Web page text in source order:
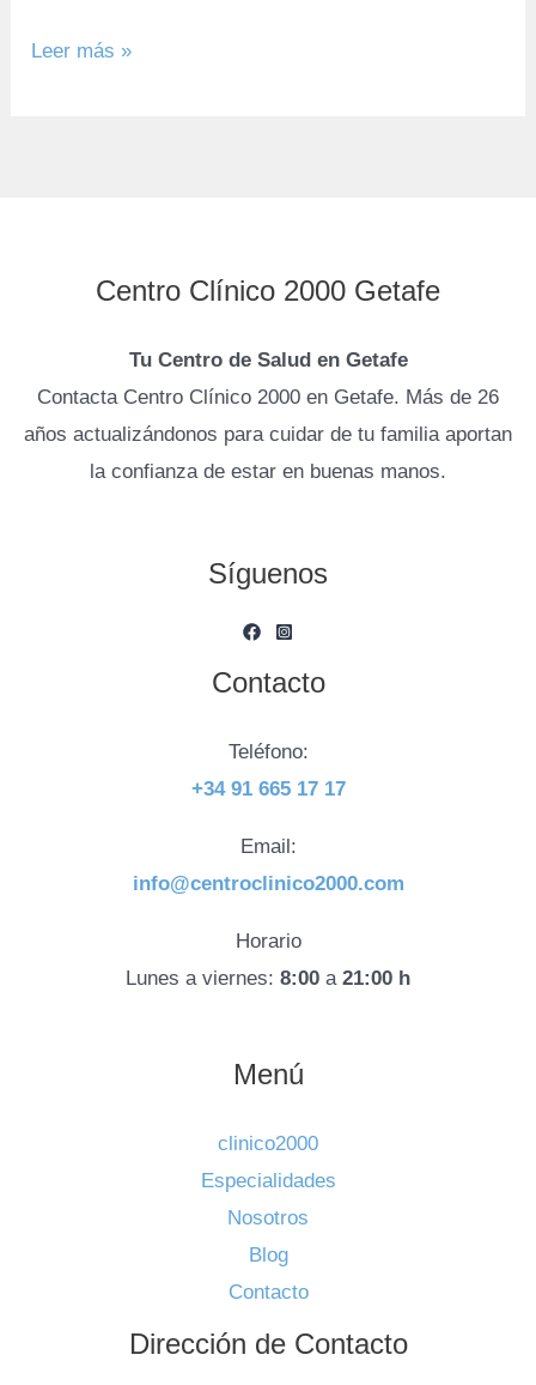
Leer más »
Centro Clínico 2000 Getafe
Tu Centro de Salud en Getafe
Contacta Centro Clínico 2000 en Getafe. Más de 26
años actualizándonos para cuidar de tu familia aportan
la confianza de estar en buenas manos.
Síguenos
Contacto
Teléfono:
+34 91 665 17 17
Email:
info@centroclinico2000.com
Horario
Lunes a viernes: 8:00 a 21:00 h
Menú
clinico2000
Especialidades
Nosotros
Blog
Contacto
Dirección de Contacto